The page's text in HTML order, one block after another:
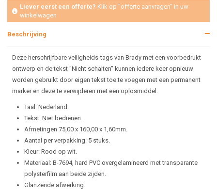
Liever eerst een offerte? Klik op "offerte aanvragen" in uw
winkelwagen
Beschrijving
Deze herschrijfbare veiligheids-tags van Brady met een voorbedrukt
ontwerp en de tekst "Nicht schalten" kunnen iedere keer opnieuw
worden gebruikt door eigen tekst toe te voegen met een permanent
marker en deze te verwijderen met een oplosmiddel.
Taal: Nederland.
Tekst: Niet bedienen.
Afmetingen 75,00 x 160,00 x 1,60mm.
Aantal per verpakking: 5 stuks.
Kleur: Rood op wit.
Materiaal: B-7694, hard PVC overgelamineerd met transparante
polysterfilm aan beide zijden.
Glanzende afwerking.